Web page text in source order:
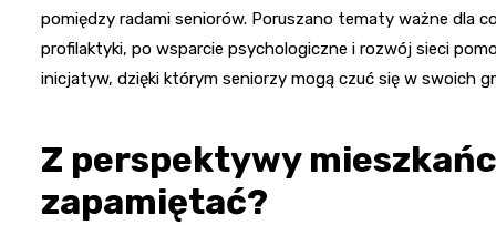
pomiędzy radami seniorów. Poruszano tematy ważne dla
profilaktyki, po wsparcie psychologiczne i rozwój sieci
inicjatyw, dzięki którym seniorzy mogą czuć się w swoich
Z perspektywy
zapamiętać?